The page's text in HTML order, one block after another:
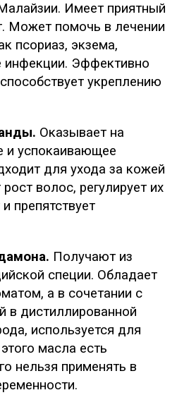
Имеет приятный
Может помочь в лечении
псориаз, экзема,
инфекции. Эффективно
укреплению
Оказывает на
и успокаивающее
для ухода за кожей
волос, регулирует их
препятствует
Получают из
специи. Обладает
а в сочетании с
в дистиллированной
используется для
масла есть
нельзя применять в